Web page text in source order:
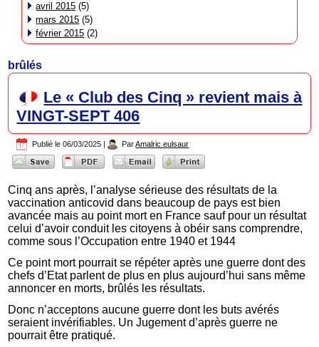
avril 2015 (5)
mars 2015 (5)
février 2015 (2)
brûlés
Le « Club des Cinq » revient mais à
VINGT-SEPT 406
Publié le 06/03/2025 | Par Amalric eulsaur
Cinq ans après, l’analyse sérieuse des résultats de la
vaccination anticovid dans beaucoup de pays est bien
avancée mais au point mort en France sauf pour un résultat
celui d’avoir conduit les citoyens à obéir sans comprendre,
comme sous l’Occupation entre 1940 et 1944
Ce point mort pourrait se répéter après une guerre dont des
chefs d’Etat parlent de plus en plus aujourd’hui sans même
annoncer en morts, brûlés les résultats.
Donc n’acceptons aucune guerre dont les buts avérés
seraient invérifiables. Un Jugement d’après guerre ne
pourrait être pratiqué.